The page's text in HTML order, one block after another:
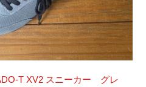
T XV2 スニーカー グレ